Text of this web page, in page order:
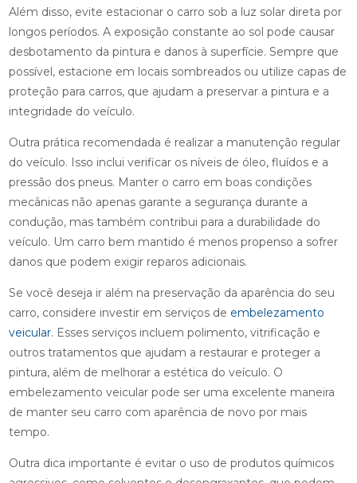
Além disso, evite estacionar o carro sob a luz solar direta por
longos períodos. A exposição constante ao sol pode causar
desbotamento da pintura e danos à superfície. Sempre que
possível, estacione em locais sombreados ou utilize capas de
proteção para carros, que ajudam a preservar a pintura e a
integridade do veículo.
Outra prática recomendada é realizar a manutenção regular
do veículo. Isso inclui verificar os níveis de óleo, fluídos e a
pressão dos pneus. Manter o carro em boas condições
mecânicas não apenas garante a segurança durante a
condução, mas também contribui para a durabilidade do
veículo. Um carro bem mantido é menos propenso a sofrer
danos que podem exigir reparos adicionais.
Se você deseja ir além na preservação da aparência do seu
carro, considere investir em serviços de embelezamento
veicular. Esses serviços incluem polimento, vitrificação e
outros tratamentos que ajudam a restaurar e proteger a
pintura, além de melhorar a estética do veículo. O
embelezamento veicular pode ser uma excelente maneira
de manter seu carro com aparência de novo por mais
tempo.
Outra dica importante é evitar o uso de produtos químicos